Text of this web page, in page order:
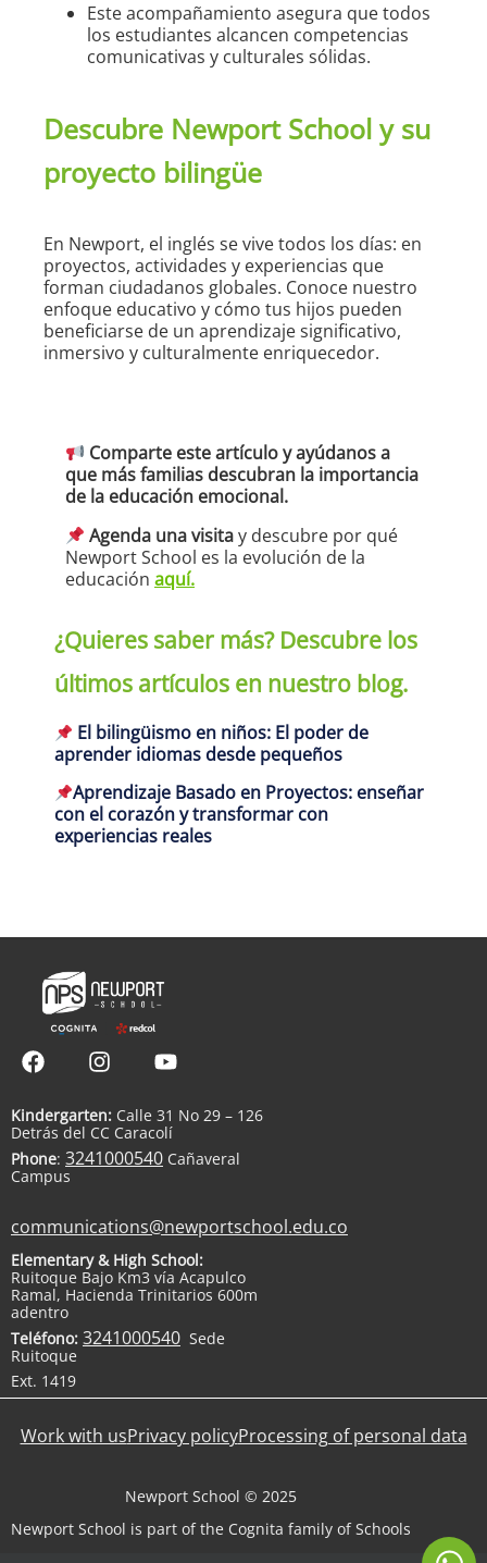
Este acompañamiento asegura que todos
los estudiantes alcancen competencias
comunicativas y culturales sólidas.
Descubre Newport School y su
proyecto bilingüe
En Newport, el inglés se vive todos los días: en
proyectos, actividades y experiencias que
forman ciudadanos globales. Conoce nuestro
enfoque educativo y cómo tus hijos pueden
beneficiarse de un aprendizaje significativo,
inmersivo y culturalmente enriquecedor.
Comparte este artículo y ayúdanos a
que más familias descubran la importancia
de la educación emocional.
Agenda una visitay descubre por qué
Newport School es la evolución de la
educación aquí.
¿Quieres saber más? Descubre los
últimos artículos en nuestro blog.
El bilingüismo en niños: El poder de
aprender idiomas desde pequeños
Aprendizaje Basado en Proyectos: enseñar
con el corazón y transformar con
experiencias reales
Kindergarten: Calle 31 No 29 – 126
Detrás del CC Caracolí
Phone: 3241000540 Cañaveral
Campus
communications@newportschool.edu.co
Elementary & High School:
Ruitoque Bajo Km3 vía Acapulco
Ramal, Hacienda Trinitarios 600m
adentro
Teléfono: 3241000540 Sede
Ruitoque
Ext. 1419
Work with usPrivacy policyProcessing of personal data
Newport School © 2025
Newport School is part of the Cognita family of Schools